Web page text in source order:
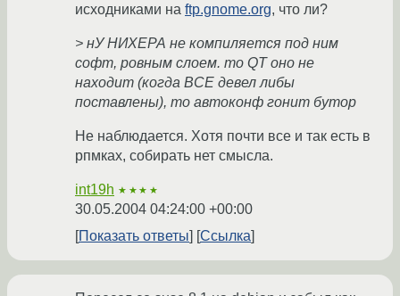
исходниками на ftp.gnome.org, что ли?
> нУ НИХЕРА не компиляется под ним
софт, ровным слоем. то QT оно не
находит (когда ВСЕ девел либы
поставлены), то автоконф гонит бутор
Не наблюдается. Хотя почти все и так есть в
рпмках, собирать нет смысла.
int19h ★★★★
30.05.2004 04:24:00 +00:00
Показать ответы
Ссылка